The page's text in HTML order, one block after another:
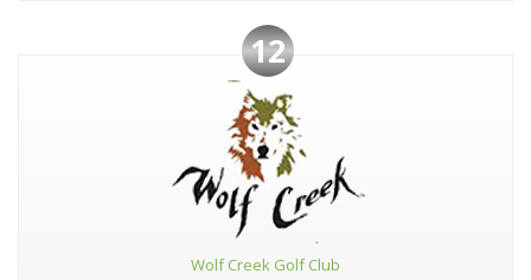
12
Wolf Creek Golf Club